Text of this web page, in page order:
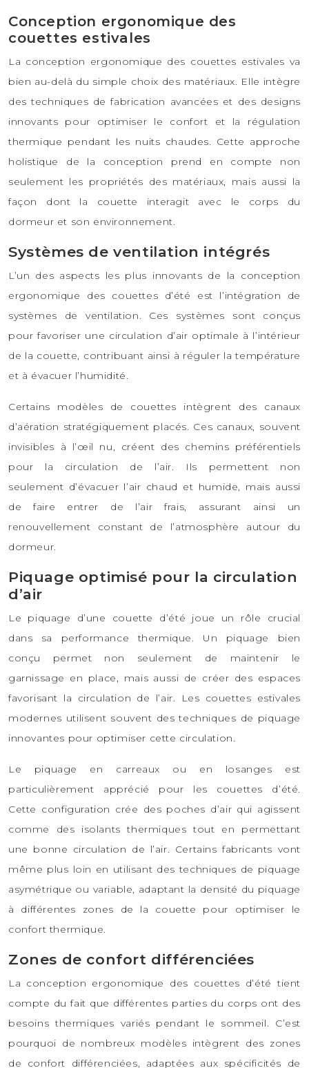
Conception ergonomique des
couettes estivales
La conception ergonomique des couettes estivales va
bien au-delà du simple choix des matériaux. Elle intègre
des techniques de fabrication avancées et des designs
innovants pour optimiser le confort et la régulation
thermique pendant les nuits chaudes. Cette approche
holistique de la conception prend en compte non
seulement les propriétés des matériaux, mais aussi la
façon dont la couette interagit avec le corps du
dormeur et son environnement.
Systèmes de ventilation intégrés
L’un des aspects les plus innovants de la conception
ergonomique des couettes d’été est l’intégration de
systèmes de ventilation. Ces systèmes sont conçus
pour favoriser une circulation d’air optimale à l’intérieur
de la couette, contribuant ainsi à réguler la température
et à évacuer l’humidité.
Certains modèles de couettes intègrent des canaux
d’aération stratégiquement placés. Ces canaux, souvent
invisibles à l’œil nu, créent des chemins préférentiels
pour la circulation de l’air. Ils permettent non
seulement d’évacuer l’air chaud et humide, mais aussi
de faire entrer de l’air frais, assurant ainsi un
renouvellement constant de l’atmosphère autour du
dormeur.
Piquage optimisé pour la circulation
d’air
Le piquage d’une couette d’été joue un rôle crucial
dans sa performance thermique. Un piquage bien
conçu permet non seulement de maintenir le
garnissage en place, mais aussi de créer des espaces
favorisant la circulation de l’air. Les couettes estivales
modernes utilisent souvent des techniques de piquage
innovantes pour optimiser cette circulation.
Le piquage en carreaux ou en losanges est
particulièrement apprécié pour les couettes d’été.
Cette configuration crée des poches d’air qui agissent
comme des isolants thermiques tout en permettant
une bonne circulation de l’air. Certains fabricants vont
même plus loin en utilisant des techniques de piquage
asymétrique ou variable, adaptant la densité du piquage
à différentes zones de la couette pour optimiser le
confort thermique.
Zones de confort différenciées
La conception ergonomique des couettes d’été tient
compte du fait que différentes parties du corps ont des
besoins thermiques variés pendant le sommeil. C’est
pourquoi de nombreux modèles intègrent des zones
de confort différenciées, adaptées aux spécificités de